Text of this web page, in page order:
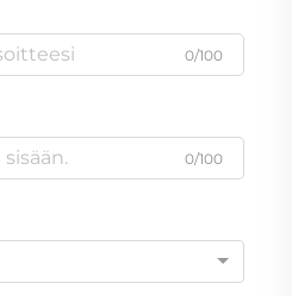
0/100
0/100